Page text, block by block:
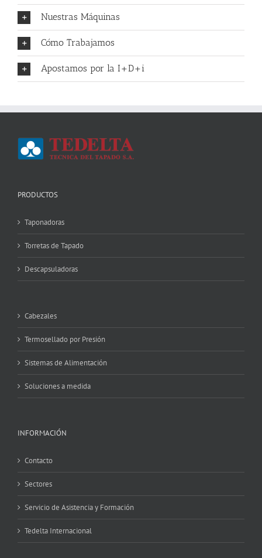
Nuestras Máquinas
Cómo Trabajamos
Apostamos por la I+D+i
PRODUCTOS
Taponadoras
Torretas de Tapado
Descapsuladoras
Cabezales
Termosellado por Presión
Sistemas de Alimentación
Soluciones a medida
INFORMACIÓN
Contacto
Sectores
Servicio de Asistencia y Formación
Tedelta Internacional